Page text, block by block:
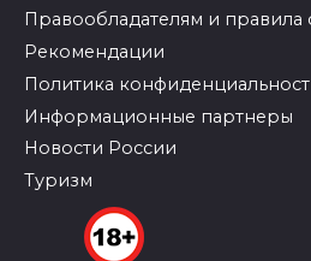
Правообладателям и правила
Рекомендации
Политика
Информационные партнеры
Новости России
Туризм